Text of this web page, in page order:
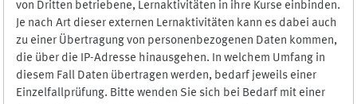
von Dritten betriebene, Lernaktivitäten in ihre Kurse einbinden.
Je nach Art dieser externen Lernaktivitäten kann es dabei auch
zu einer Übertragung von personenbezogenen Daten kommen,
die über die IP-Adresse hinausgehen. In welchem Umfang in
diesem Fall Daten übertragen werden, bedarf jeweils einer
Einzelfallprüfung. Bitte wenden Sie sich bei Bedarf mit einer